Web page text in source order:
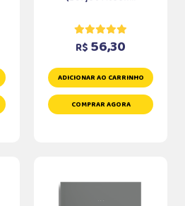
R$ 56,30
ADICIONAR AO CARRINHO
COMPRAR AGORA